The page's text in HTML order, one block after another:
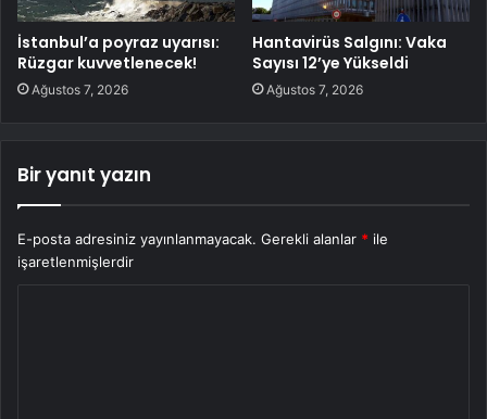
İstanbul’a poyraz uyarısı:
Rüzgar kuvvetlenecek!
Ağustos 7, 2026
Hantavirüs Salgını: Vaka
Sayısı 12’ye Yükseldi
Ağustos 7, 2026
Bir yanıt yazın
E-posta adresiniz yayınlanmayacak. Gerekli alanlar * ile
işaretlenmişlerdir